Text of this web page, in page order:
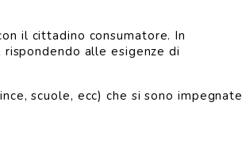
il cittadino consumatore. In
alle esigenze di
scuole, ecc) che si sono impegnate